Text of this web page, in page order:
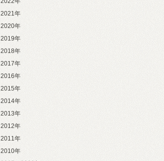
2021年
2020年
2019年
2018年
2017年
2016年
2015年
2014年
2013年
2012年
2011年
2010年